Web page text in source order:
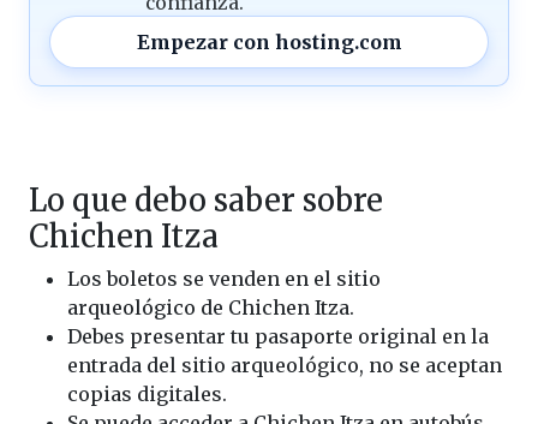
Empezar con hosting.com
Lo que debo saber sobre
Chichen Itza
Los boletos se venden en el sitio
arqueológico de Chichen Itza.
Debes presentar tu pasaporte original en la
entrada del sitio arqueológico, no se aceptan
copias digitales.